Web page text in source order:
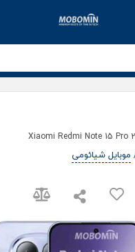
Xiaomi Redmi Note 15 Pro
موبایل شیائومی